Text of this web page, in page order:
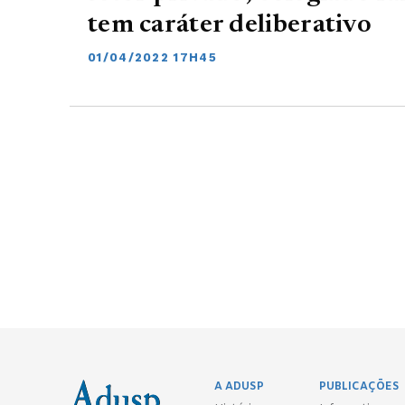
tem caráter deliberativo
01/04/2022 17H45
A ADUSP
PUBLICAÇÕES